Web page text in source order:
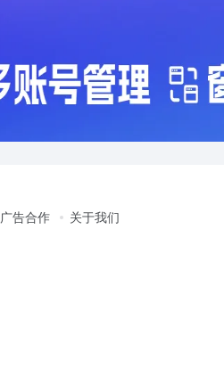
广告合作 关于我们